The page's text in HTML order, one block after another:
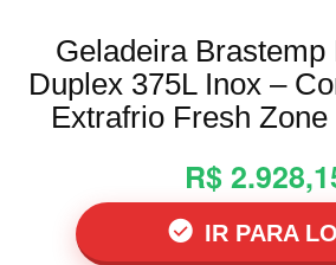
Geladeira Brastemp
Duplex 375L Inox –
Extrafrio Fresh
R$
IR PARA